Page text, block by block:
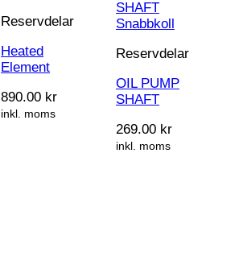
Reservdelar
Heated
Element
890.00 kr
inkl. moms
Snabbkoll
Reservdelar
OIL PUMP
SHAFT
269.00 kr
inkl. moms